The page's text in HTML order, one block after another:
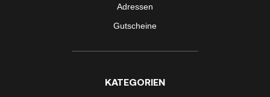
Adressen
Gutscheine
KATEGORIEN